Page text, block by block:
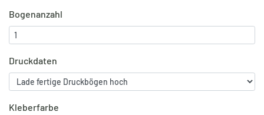
Bogenanzahl
Druckdaten
Kleberfarbe